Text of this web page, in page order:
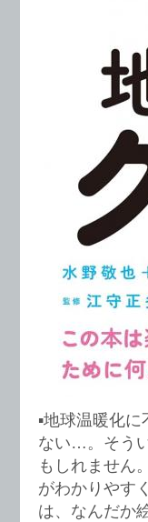
▪️地球温暖化
ない…。そう
もしれません
がわかりやす
は、なんだか